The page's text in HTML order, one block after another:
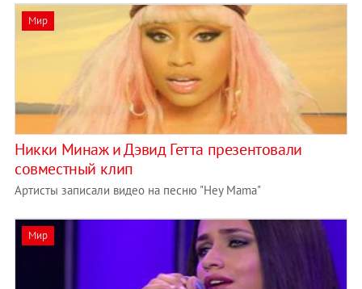
Мир
Никки Минаж и Дэвид Гетта презентовали
совместный клип
Артисты записали видео на песню "Hey Mama"
Мир